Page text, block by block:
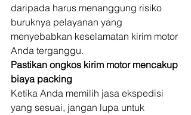
daripada harus menanggung risiko
buruknya pelayanan yang
menyebabkan keselamatan kirim motor
Anda terganggu.
Pastikan ongkos kirim motor mencakup
biaya packing
Ketika Anda memilih jasa ekspedisi
yang sesuai, jangan lupa untuk